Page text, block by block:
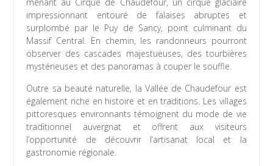
impressionnant entouré de falaises abruptes et
surplombé par le Puy de Sancy, point culminant du
Massif Central. En chemin, les randonneurs pourront
observer des cascades majestueuses, des tourbières
mystérieuses et des panoramas à couper le souffle.
Outre sa beauté naturelle, la Vallée de Chaudefour est
également riche en histoire et en traditions. Les villages
pittoresques environnants témoignent du mode de vie
traditionnel auvergnat et offrent aux visiteurs
l’opportunité de découvrir l’artisanat local et la
gastronomie régionale.